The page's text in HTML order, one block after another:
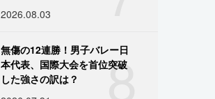
2026.08.03
8
無傷の12連勝！男子バレー日
本代表、国際大会を首位突破
した強さの訳は？